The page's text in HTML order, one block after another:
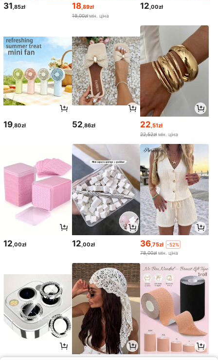
31,85zł 18,89zł
19,00złмін. ціна
12,00zł
19,80zł 52,86zł 22,51zł
22,52zł мін. ціна
12 ,00zł 12 ,00zł 36 ,75zł
-52%
78,00zł мін. ціна